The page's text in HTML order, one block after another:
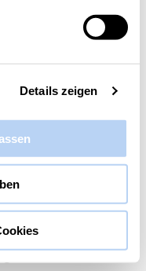
Details zeigen
und